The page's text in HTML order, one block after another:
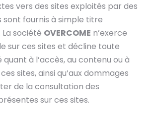
vers des sites exploités par des
sont fournis à simple titre
société OVERCOME n’exerce
sur ces sites et décline toute
à l’accès, au contenu ou à
sites, ainsi qu’aux dommages
de la consultation des
sur ces sites.